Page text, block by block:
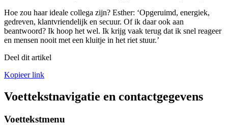
Hoe zou haar ideale collega zijn? Esther: ‘Opgeruimd, energiek,
gedreven, klantvriendelijk en secuur. Of ik daar ook aan
beantwoord? Ik hoop het wel. Ik krijg vaak terug dat ik snel reageer
en mensen nooit met een kluitje in het riet stuur.’
Deel dit artikel
Kopieer link
Voettekstnavigatie en contactgegevens
Voettekstmenu